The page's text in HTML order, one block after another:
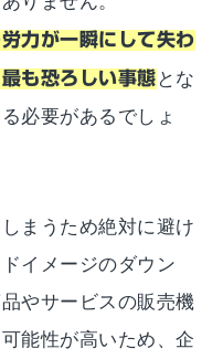
力が一瞬にして失わ
も恐ろしい事態 とな
必要があるでしょ
まうため絶対に避け
イメージのダウン
やサービスの販売機
能性が高いため、企